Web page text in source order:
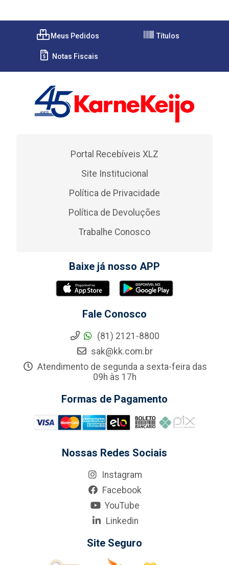
Meus Pedidos Títulos
Notas Fiscais
Portal Recebíveis XLZ
Site Institucional
Política de Privacidade
Política de Devoluções
Trabalhe Conosco
Baixe já nosso APP
Fale Conosco
(81) 2121-8800
sak@kk.com.br
Atendimento de segunda a sexta-feira das
09h às 17h
Formas de Pagamento
Nossas Redes Sociais
Instagram
Facebook
YouTube
Linkedin
Site Seguro